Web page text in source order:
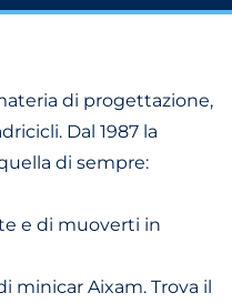
di progettazione,
Dal 1987 la
di sempre:
e di muoverti in
minicar Aixam. Trova il